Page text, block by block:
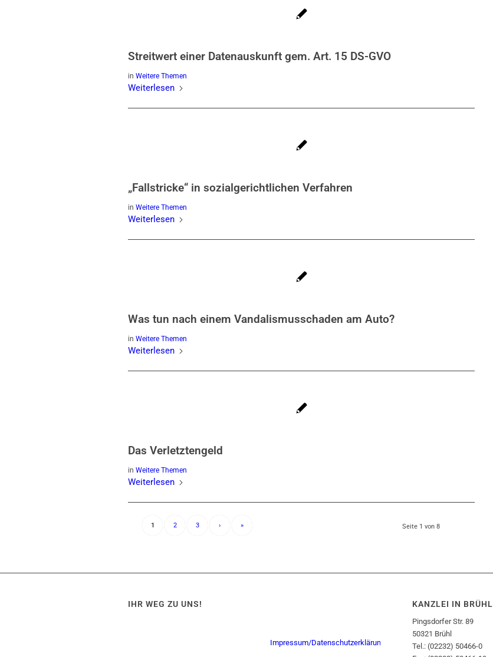
Streitwert einer Datenauskunft gem. Art. 15 DS-GVO
in Weitere Themen
Weiterlesen
„Fallstricke“ in sozialgerichtlichen Verfahren
in Weitere Themen
Weiterlesen
Was tun nach einem Vandalismusschaden am Auto?
in Weitere Themen
Weiterlesen
Das Verletztengeld
in Weitere Themen
Weiterlesen
Seite 1 von 8
1 2 3 › »
IHR WEG ZU UNS!
Impressum/Datenschutzerklärung
KANZLEI IN BRÜHL
Pingsdorfer Str. 89
50321 Brühl
Tel.: (02232) 50466-0